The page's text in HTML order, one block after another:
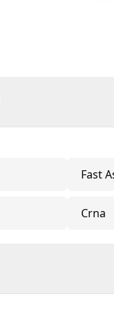
Fast
Crna